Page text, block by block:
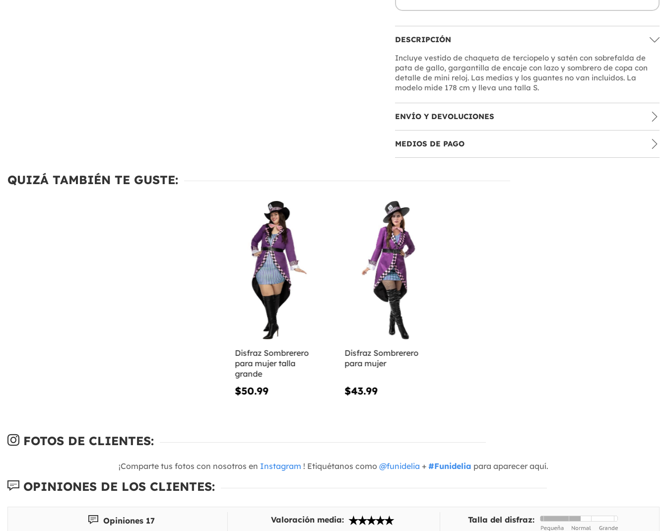
DESCRIPCIÓN
Incluye vestido de chaqueta de terciopelo y satén con sobrefalda de
pata de gallo, gargantilla de encaje con lazo y sombrero de copa con
detalle de mini reloj. Las medias y los guantes no van incluidos. La
modelo mide 178 cm y lleva una talla S.
ENVÍO Y DEVOLUCIONES
MEDIOS DE PAGO
QUIZÁ TAMBIÉN TE GUSTE:
Disfraz Sombrerero
para mujer talla
grande
$50.99
Disfraz Sombrerero
para mujer
$43.99
FOTOS DE CLIENTES:
¡Comparte tus fotos con nosotros en Instagram ! Etiquétanos como @funidelia + #Funidelia para aparecer aquí.
OPINIONES DE LOS CLIENTES:
Opiniones 17 Valoración media: Talla del disfraz: